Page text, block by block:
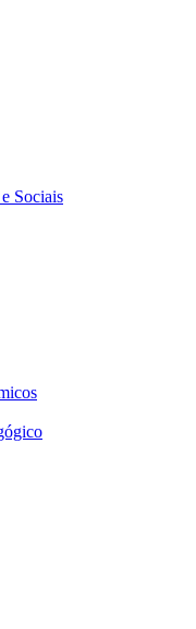
Sociais